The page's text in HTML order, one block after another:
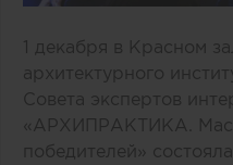
1 декабря в Красном
архитектурного
Совета экспертов
«АРХИПРАКТИКА.
победителей»